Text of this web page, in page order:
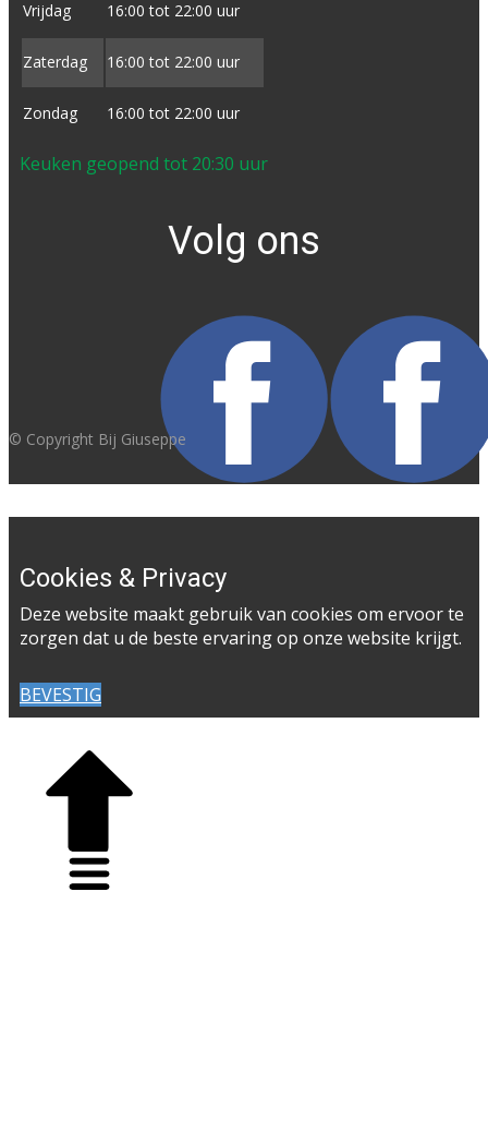
Vrijdag 16:00 tot ​22:00 uur
Zaterdag 16:00 tot ​22:00 uur
Zondag 16:00 tot ​22:00 uur
Keuken geopend tot 20:30 uur
Volg ons
© Copyright Bij Giuseppe
Cookies & Privacy
Deze website maakt gebruik van cookies om ervoor te
zorgen dat u de beste ervaring op onze website krijgt.
BEVESTIG